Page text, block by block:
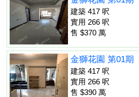
建築 417 呎
實用 266 呎
售 $370 萬
金獅花園 第01期
建築 417 呎
實用 266 呎
售 $390 萬